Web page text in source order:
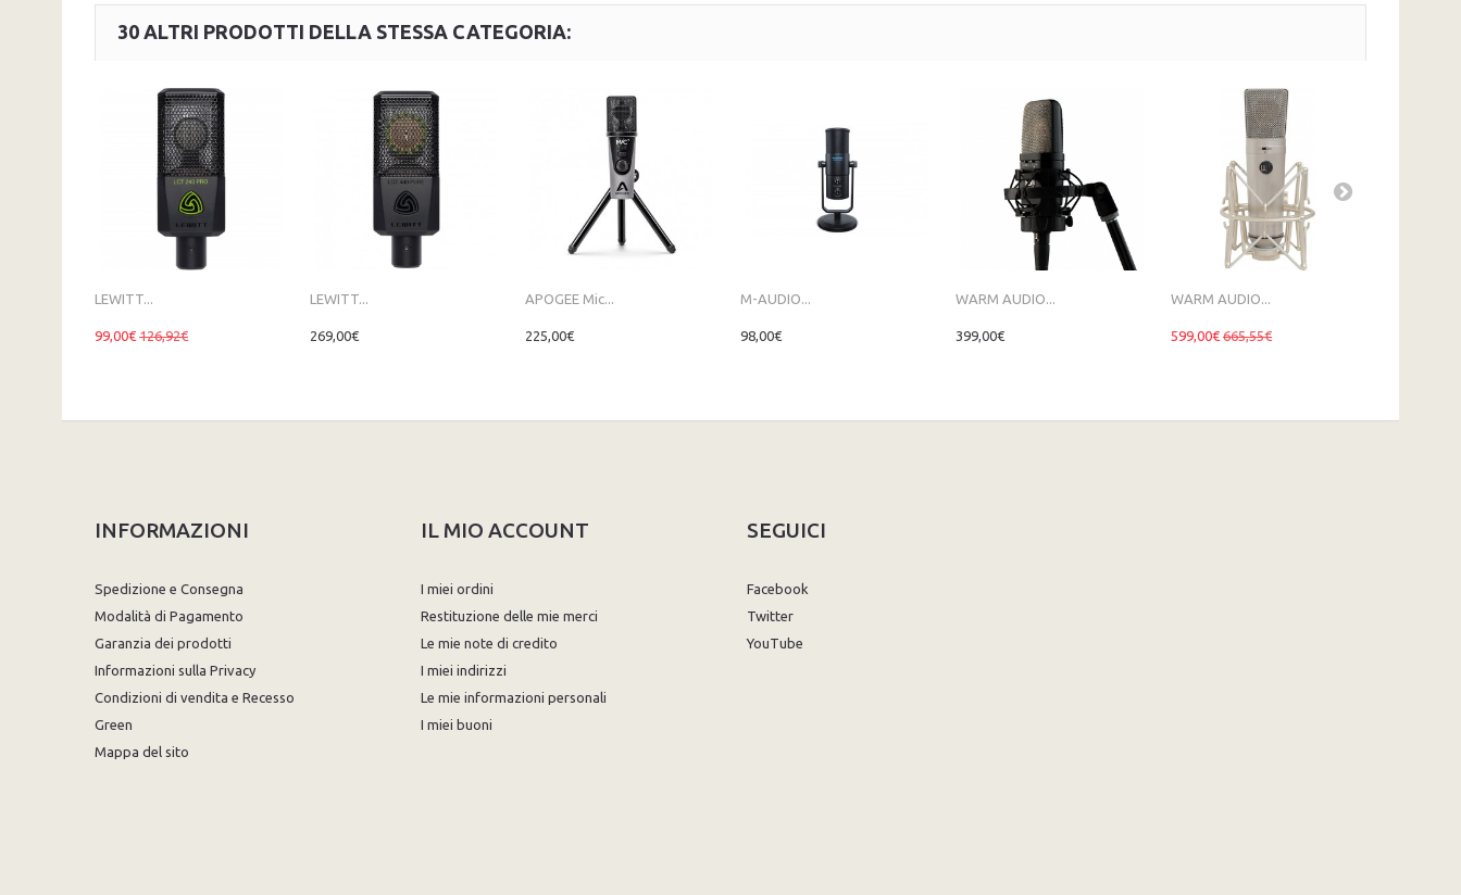
30 ALTRI PRODOTTI DELLA STESSA CATEGORIA:
LEWITT...
99,00€ 126,92€
LEWITT...
269,00€
APOGEE Mic...
225,00€
M-AUDIO...
98,00€
WARM AUDIO...
399,00€
WARM AUDIO...
599,00€ 665,55€
INFORMAZIONI
Spedizione e Consegna
Modalità di Pagamento
Garanzia dei prodotti
Informazioni sulla Privacy
Condizioni di vendita e Recesso
Green
Mappa del sito
IL MIO ACCOUNT
I miei ordini
Restituzione delle mie merci
Le mie note di credito
I miei indirizzi
Le mie informazioni personali
I miei buoni
SEGUICI
Facebook
Twitter
YouTube